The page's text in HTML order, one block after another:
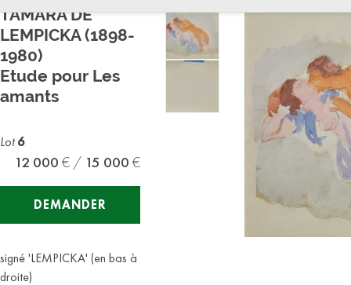
TAMARA DE
LEMPICKA (1898-
1980)
Etude pour Les
amants
Lot6
12 000 15 000
DEMANDER
signé 'LEMPICKA' (en bas à
droite)